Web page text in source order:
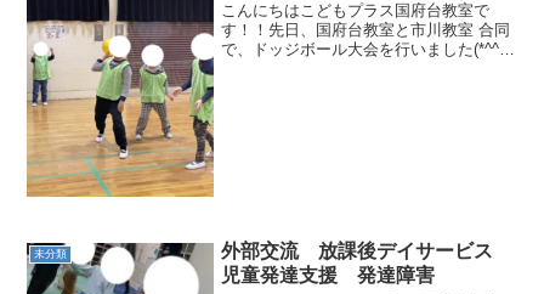
こんにちはこどもプラス国府台教室で
す！！先日、国府台教室と市川教室 合同
で、ドッジボール大会を行いました(*^^)v
未分類
外部交流 放課後デイサービス
児童発達支援 発達障害